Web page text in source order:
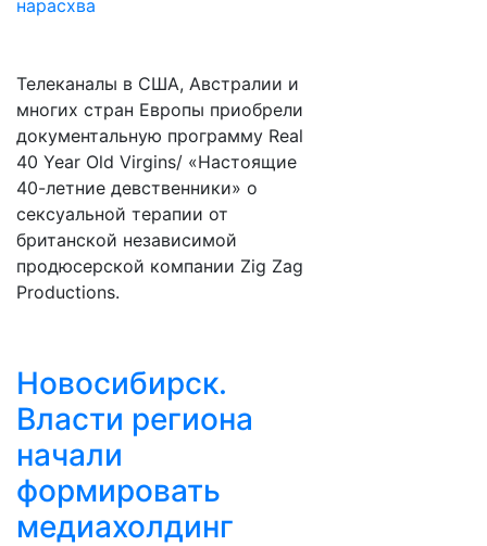
Телеканалы в США, Австралии и
многих стран Европы приобрели
документальную программу Real
40 Year Old Virgins/ «Настоящие
40-летние девственники» о
сексуальной терапии от
британской независимой
продюсерской компании Zig Zag
Productions.
Новосибирск.
Власти региона
начали
формировать
медиахолдинг